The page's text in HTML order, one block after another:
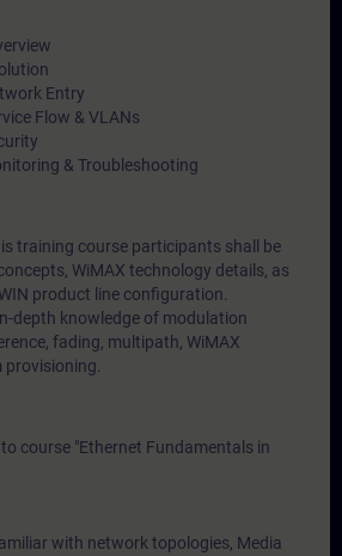
Entry
Flow & VLANs
& Troubleshooting
training course participants shall be
WiMAX technology details, as
product line configuration.
depth knowledge of modulation
fading, multipath, WiMAX
course "Ethernet Fundamentals in
with network topologies, Media